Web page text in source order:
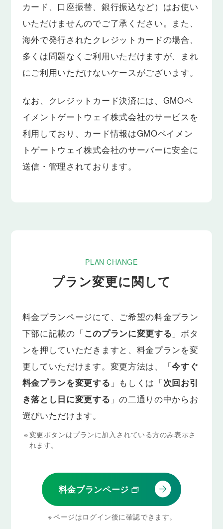
カード、口座振替、銀行振込など）はお使い
いただけませんのでご了承ください。また、
海外で発行されたクレジットカードの場合、
多くは問題なくご利用いただけますが、まれ
にご利用いただけないケースがございます。
なお、クレジットカード決済には、GMOペ
イメントゲートウェイ株式会社のサービスを
利用しており、カード情報はGMOペイメン
トゲートウェイ株式会社のサーバーに安全に
送信・管理されております。
PLAN CHANGE
プラン変更に関して
料金プランページにて、ご希望の料金プラン
下部に記載の「このプランに変更する 」ボタ
ンを押していただきますと、料金プランを変
更していただけます。変更方法は、「今すぐ
料金プランを変更する 」もしくは「次回お引
き落とし日に変更する 」の二通りの中からお
選びいただけます。
※変更ボタンはプランに加入されている方のみ表示さ
れます。
料金プランページ
※ページはログイン後に確認できます。